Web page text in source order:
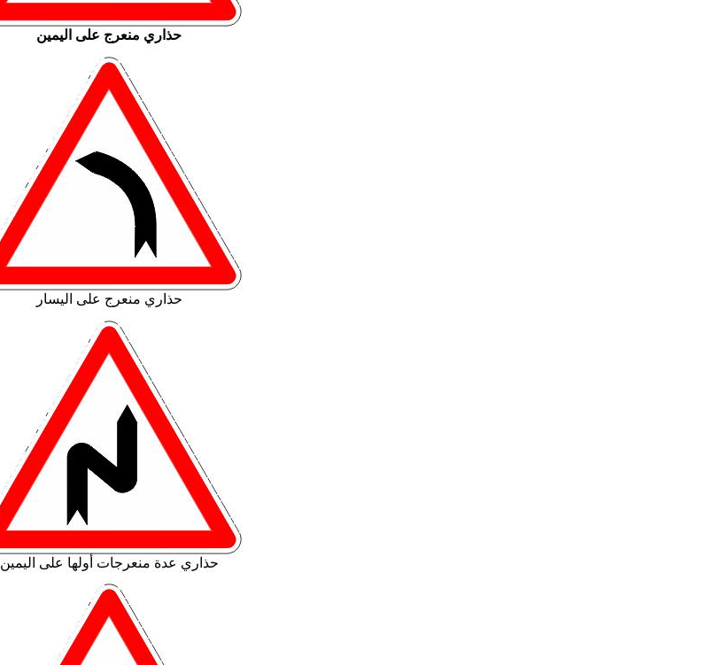
حذاري منعرج على اليمين
حذاري منعرج على اليسار
حذاري عدة منعرجات أولها على اليمين